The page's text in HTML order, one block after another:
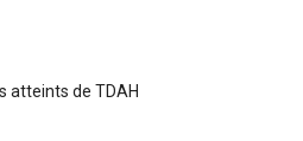
atteints de TDAH